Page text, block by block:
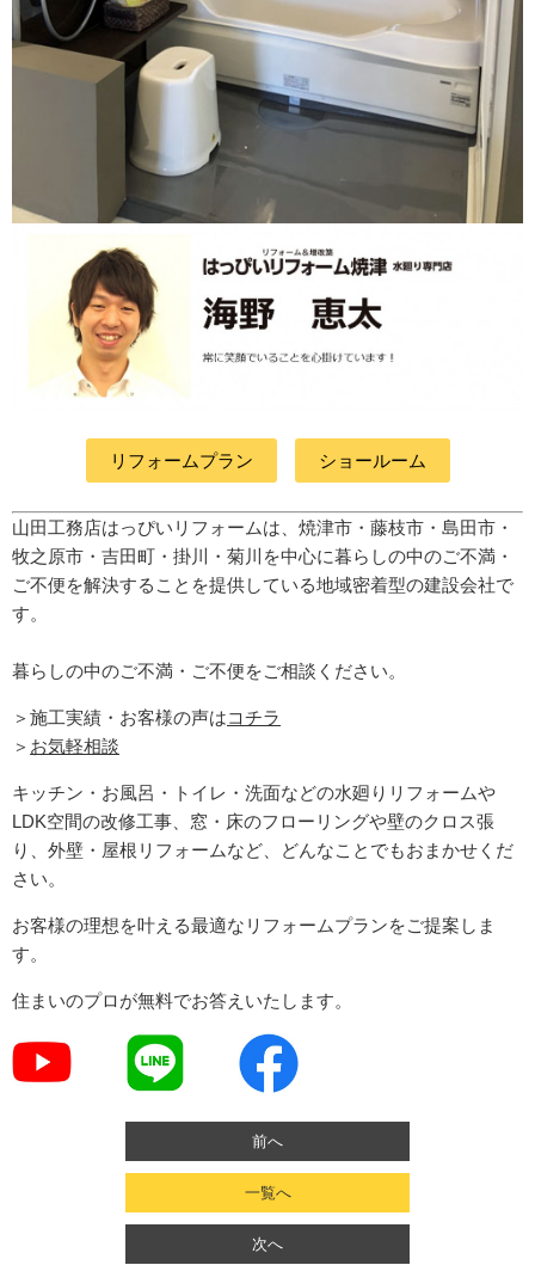
リフォームプラン ショールーム
山田工務店はっぴいリフォームは、焼津市・藤枝市・島田市・
牧之原市・吉田町 ・掛川・菊川 を中心に暮らしの中のご不満・
ご不便を解決することを提供している地域密着型の建設会社で
す。
暮らしの中のご不満・ご不便をご相談ください。
＞施工実績・お客様の声はコチラ
＞ お気軽相談
キッチン・お風呂・トイレ・洗面などの水廻りリフォームや
LDK空間の改修工事、窓・床のフローリングや壁のクロス張
り、外壁・屋根リフォームなど、どんなことでもおまかせくだ
さい。
お客様の理想を叶える最適なリフォームプランをご提案しま
す。
住まいのプロが無料でお答えいたします。
前へ
一覧へ
次へ